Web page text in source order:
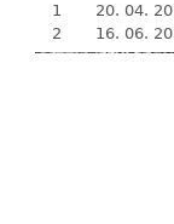
1
20. 04.
2
16. 06.